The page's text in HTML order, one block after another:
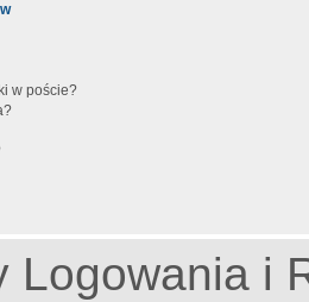
w poście?
Logowania i